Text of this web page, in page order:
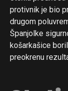
protivnik je bio
drugom
Španjolke
košarkašice
preokrenu